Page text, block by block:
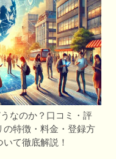
なのか？口コミ・評
の特徴・料金・登録方
て徹底解説！